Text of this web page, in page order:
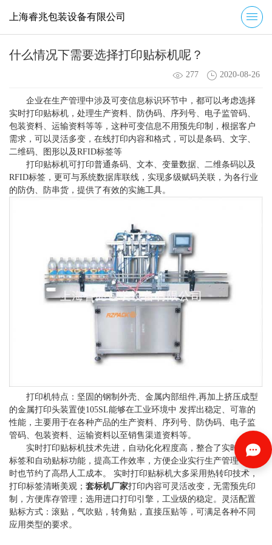
上海睿兆包装设备有限公司
什么情况下需要选择打印贴标机呢？
277 2020-08-26
企业在生产管理中涉及可变信息标识环节中，都可以考虑选择
实时打印贴标机，处理生产资料、防伪码、序列号、电子监管码、
包装资料、运输资料等等，这种可变信息不用预先印制，根据客户
需求，可以灵活多变，在线打印内容和格式，可以是条码、文字、
二维码、图形以及RFID标签等
打印贴标机可打印普通条码、文本、变量数据、二维条码以及
RFID标签，更可与系统数据库联线，实现多级赋码关联，为各行业
的防伪、防串货，提供了有效的实施工具。
打印机特点：坚固的钢制外壳、金属内部组件,再加上挤压成型
的金属打印头装置使105SL能够在工业环境中 发挥出稳定、可靠的
性能，主要用于在各种产品的生产资料、序列号、防伪码、电子监
管码、包装资料、运输资料以至销售渠道资料等。
实时打印贴标机技术先进，自动化化程度高，整合了实时打印
标签和自动贴标功能，提高工作效率，方便企业实行生产管理，同
时也节约了高昂人工成本。 实时打印贴标机大多采用热转印技术，
打印标签清晰美观； 套标机厂家打印内容可灵活改变，无需预先印
制，方便库存管理；选用进口打印引擎，工业级的稳定。灵活配置
贴标方式：滚贴，气吹贴，转角贴，直接压贴等，可满足各种不同
应用类型的要求。